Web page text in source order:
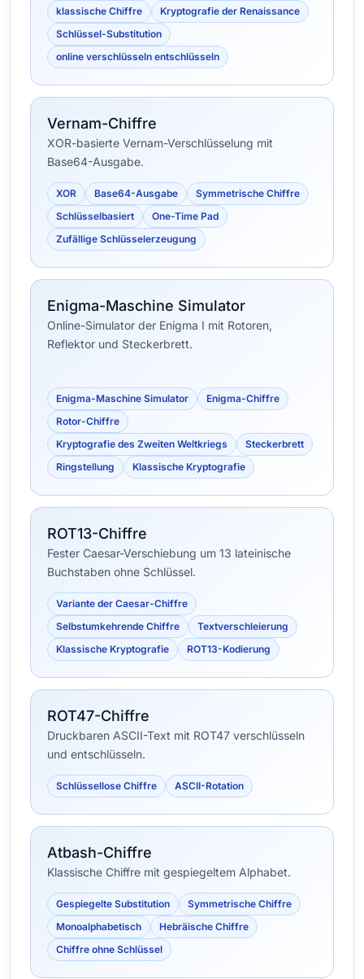
klassische Chiffre
Kryptografie der Renaissance
Schlüssel-Substitution
online verschlüsseln entschlüsseln
Vernam-Chiffre
XOR-basierte Vernam-Verschlüsselung mit
Base64-Ausgabe.
XOR Base64-Ausgabe
Symmetrische Chiffre
Schlüsselbasiert
One-Time Pad
Zufällige Schlüsselerzeugung
Enigma-Maschine Simulator
Online-Simulator der Enigma I mit Rotoren,
Reflektor und Steckerbrett.
Enigma-Maschine Simulator
Enigma-Chiffre
Rotor-Chiffre
Kryptografie des Zweiten Weltkriegs
Steckerbrett
Ringstellung
Klassische Kryptografie
ROT13-Chiffre
Fester Caesar-Verschiebung um 13 lateinische
Buchstaben ohne Schlüssel.
Variante der Caesar-Chiffre
Selbstumkehrende Chiffre
Textverschleierung
Klassische Kryptografie
ROT13-Kodierung
ROT47-Chiffre
Druckbaren ASCII-Text mit ROT47 verschlüsseln
und entschlüsseln.
Schlüssellose Chiffre ASCII-Rotation
Atbash-Chiffre
Klassische Chiffre mit gespiegeltem Alphabet.
Gespiegelte Substitution
Symmetrische Chiffre
Monoalphabetisch
Hebräische Chiffre
Chiffre ohne Schlüssel